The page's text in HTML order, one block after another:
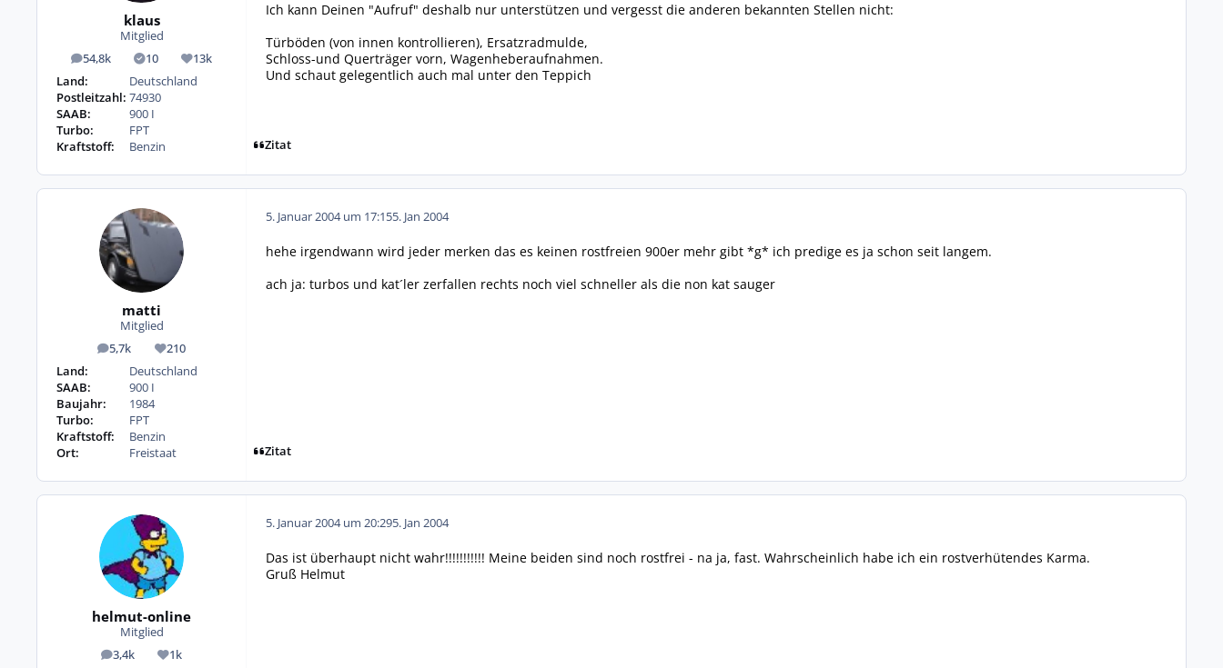
klaus
Mitglied
54,8k
Beiträge 10
Lösungen13k
Reputation
Land:
Deutschland
Postleitzahl: 74930
SAAB:
900 I
Turbo:
FPT
Kraftstoff:
Benzin
Ich kann Deinen "Aufruf" deshalb nur unterstützen und vergesst die anderen bekannten Stellen nicht:
Türböden (von innen kontrollieren), Ersatzradmulde,
Schloss-und Querträger vorn, Wagenheberaufnahmen.
Und schaut gelegentlich auch mal unter den Teppich
Zitat
matti
Mitglied
5,7k
Beiträge 210
Reputation
Land:
Deutschland
SAAB:
900 I
Baujahr:
1984
Turbo:
FPT
Kraftstoff:
Benzin
Ort:
Freistaat
5. Januar 2004 um 17:155. Jan 2004
hehe irgendwann wird jeder merken das es keinen rostfreien 900er mehr gibt *g* ich predige es ja schon seit langem.
ach ja: turbos und kat´ler zerfallen rechts noch viel schneller als die non kat sauger
Zitat
helmut-online
Mitglied
3,4k
Beiträge 1k
Reputation
5. Januar 2004 um 20:295. Jan 2004
Das ist überhaupt nicht wahr!!!!!!!!!!! Meine beiden sind noch rostfrei - na ja, fast. Wahrscheinlich habe ich ein rostverhütendes Karma.
Gruß Helmut